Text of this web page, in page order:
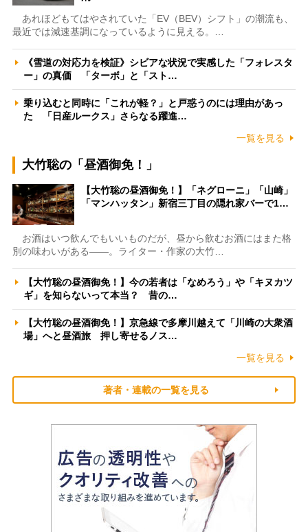
あれほどもてはやされていた「EV（BEV）シフト」の潮流も、
最近では減速基調になっているように見える。…
《雪道の対応力を検証》シビアな状況で実感した「フォレスタ
ー」の真価 「ターボ」と「スト…
乗り込むと同時に「これが軽？」と戸惑うのには理由があっ
た 「日産ルークス」さらなる躍進…
一覧を見る
大竹聡の「昼酒御免！」
【大竹聡の昼酒御免！】「ネグローニ」「山崎」
「マンハッタン」新宿三丁目の隠れ家バーで1…
お酒はいつ飲んでもいいものだが、昼から飲むお酒にはまた格
別の味わいがある――。ライター・作家の大竹…
【大竹聡の昼酒御免！】今の若者は「なめろう」や「キヌカツ
ギ」を知らないって本当？ 昔の…
【大竹聡の昼酒御免！】京急線で多摩川越えて「川崎の大衆酒
場」へと昼酒旅 押し寄せるノス…
一覧を見る
著者・連載の一覧を見る